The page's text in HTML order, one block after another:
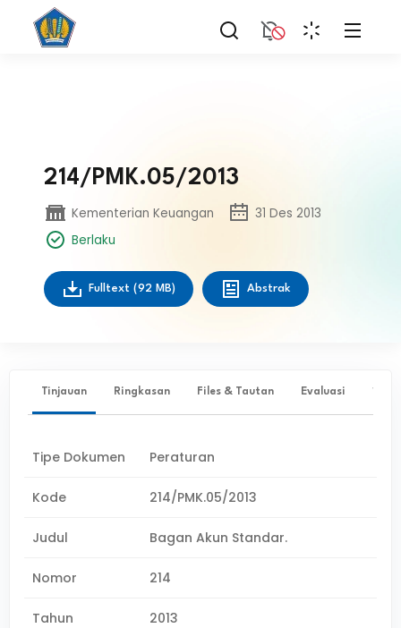
214/PMK.05/2013
Kementerian Keuangan
31 Des 2013
Berlaku
Fulltext (92 MB) Abstrak
Tinjauan Ringkasan Files & Tautan Evaluasi ✨
Tipe Dokumen Peraturan
Kode 214/PMK.05/2013
Judul Bagan Akun Standar.
Nomor 214
Tahun 2013